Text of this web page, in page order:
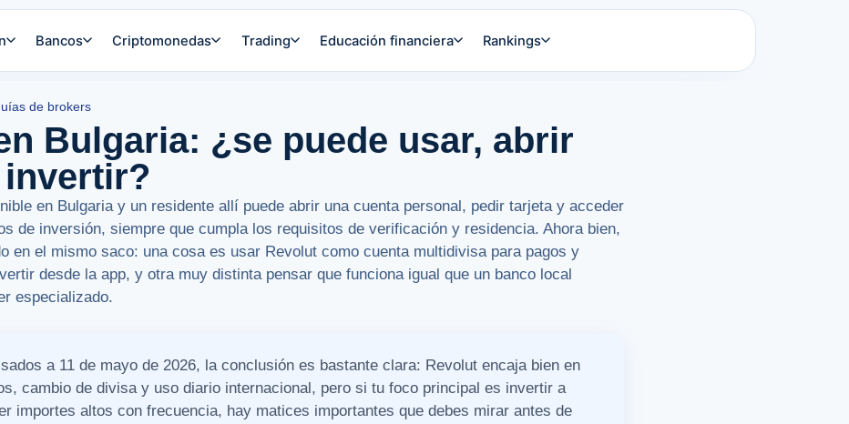
Bancos Criptomonedas Trading Educación financiera Rankings
de brokers
Bulgaria: ¿se puede usar, abrir
en Bulgaria y un residente allí puede abrir una cuenta personal, pedir tarjeta y acceder
de inversión, siempre que cumpla los requisitos de verificación y residencia. Ahora bien,
en el mismo saco: una cosa es usar Revolut como cuenta multidivisa para pagos y
desde la app, y otra muy distinta pensar que funciona igual que un banco local
especializado.
a 11 de mayo de 2026, la conclusión es bastante clara: Revolut encaja bien en
cambio de divisa y uso diario internacional, pero si tu foco principal es invertir a
importes altos con frecuencia, hay matices importantes que debes mirar antes de